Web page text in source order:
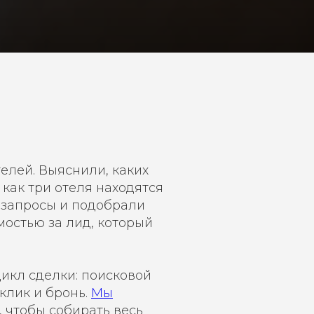
Выяснили, каких
три отеля находятся
и подобрали
за лид, который
сделки: поисковой
и бронь. Мы
собирать весь